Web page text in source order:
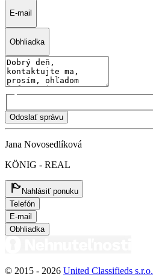
E-mail
Obhliadka
Odoslať správu
Jana Novosedlíková
KÖNIG - REAL
Nahlásiť ponuku
Telefón
E-mail
Obhliadka
© 2015 - 2026 United Classifieds s.r.o.